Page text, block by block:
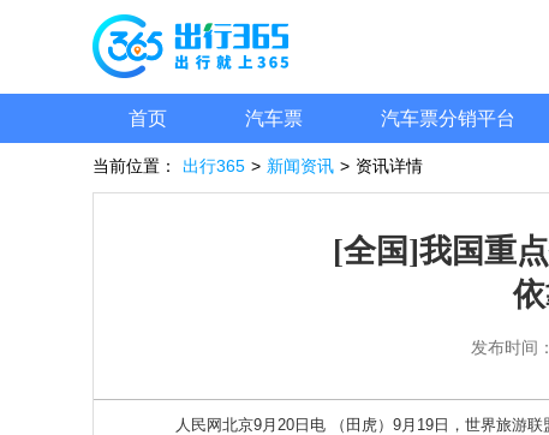
首页 汽车票 汽车票分销平台
当前位置： 出行365 > 新闻资讯 > 资讯详情
[全国]我国重
发布时间：
人民网北京9月20日电 （田虎）9月19日，世界旅游联